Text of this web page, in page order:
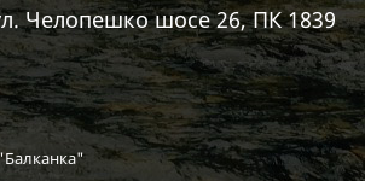
Челопешко шосе 26, ПК 1839